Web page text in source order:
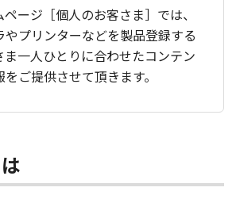
ージ［個人のお客さま］では、
やプリンターなどを製品登録する
ま一人ひとりに合わせたコンテン
ご提供させて頂きます。